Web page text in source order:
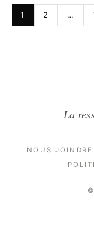
DES
1 2 …
La
NOUS JOINDRE